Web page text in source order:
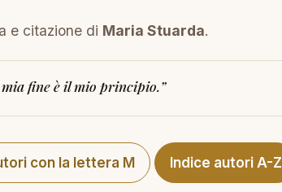
e citazione di Maria Stuarda.
fine è il mio principio.”
con la lettera M Indice autori A-Z